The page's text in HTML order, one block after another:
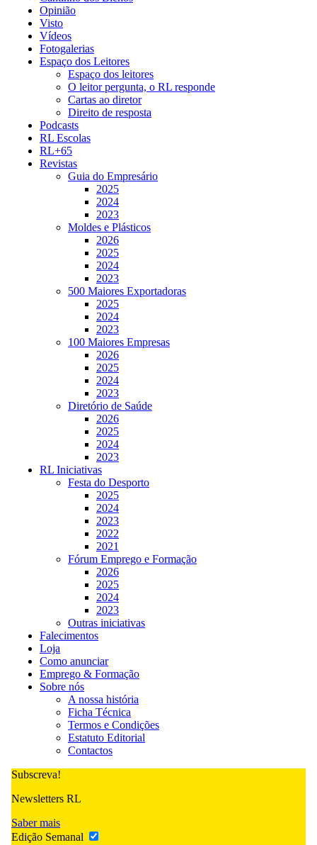
Opinião
Visto
Vídeos
Fotogalerias
Espaço dos Leitores
Espaço dos leitores
O leitor pergunta, o RL responde
Cartas ao diretor
Direito de resposta
Podcasts
RL Escolas
RL+65
Revistas
Guia do Empresário
2025
2024
2023
Moldes e Plásticos
2026
2025
2024
2023
500 Maiores Exportadoras
2025
2024
2023
100 Maiores Empresas
2026
2025
2024
2023
Diretório de Saúde
2026
2025
2024
2023
RL Iniciativas
Festa do Desporto
2025
2024
2023
2022
2021
Fórum Emprego e Formação
2026
2025
2024
2023
Outras iniciativas
Falecimentos
Loja
Como anunciar
Emprego & Formação
Sobre nós
A nossa história
Ficha Técnica
Termos e Condições
Estatuto Editorial
Contactos
Subscreva!
Newsletters RL
Saber mais
Edição Semanal